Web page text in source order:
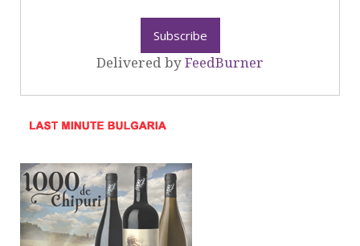
Delivered by FeedBurner